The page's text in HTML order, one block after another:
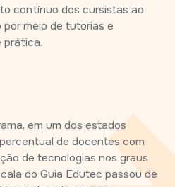
contínuo dos cursistas ao
por meio de tutorias e
prática.
em um dos estados
de docentes com
de tecnologias nos graus
do Guia Edutec passou de